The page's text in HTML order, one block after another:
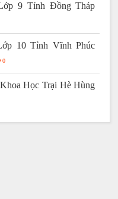
9 Tỉnh Đồng Tháp
10 Tỉnh Vĩnh Phúc
0
Học Trại Hè Hùng